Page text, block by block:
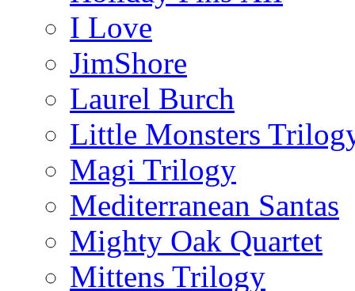
I Love
JimShore
Laurel Burch
Little Monsters
Magi Trilogy
Mediterranean Santas
Mighty Oak Quartet
Mittens Trilogy